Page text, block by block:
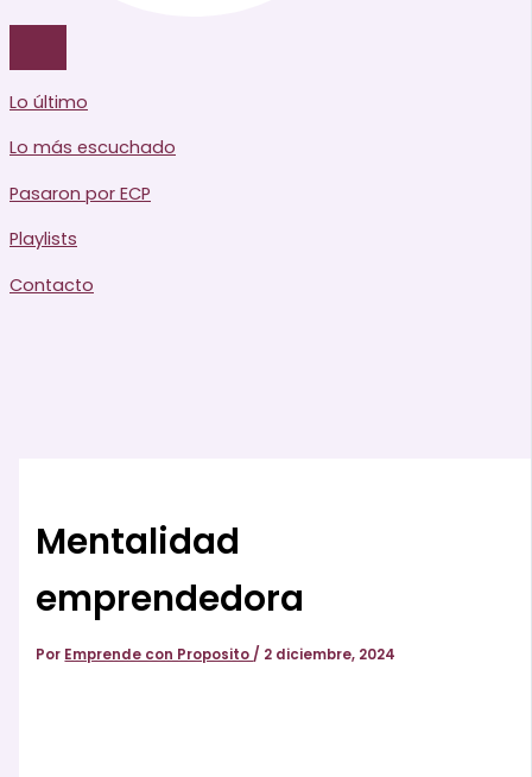
Lo último
Lo más escuchado
Pasaron por ECP
Playlists
Contacto
Mentalidad
emprendedora
Por Emprende con Proposito/ 2 diciembre, 2024